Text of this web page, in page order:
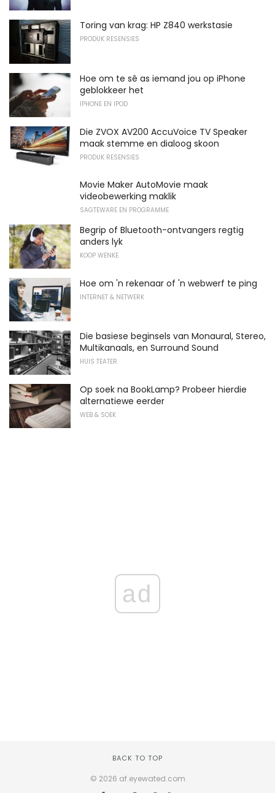
Toring van krag: HP Z840 werkstasie
PRODUK RESENSIES
Hoe om te sê as iemand jou op iPhone
geblokkeer het
IPHONE EN IPOD
Die ZVOX AV200 AccuVoice TV Speaker
maak stemme en dialoog skoon
PRODUK RESENSIES
Movie Maker AutoMovie maak
videobewerking maklik
SAGTEWARE EN PROGRAMME
Begrip of Bluetooth-ontvangers regtig
anders lyk
KOOP WENKE
Hoe om 'n rekenaar of 'n webwerf te ping
INTERNET & NETWERK
Die basiese beginsels van Monaural, Stereo,
Multikanaals, en Surround Sound
HUIS TEATER
Op soek na BookLamp? Probeer hierdie
alternatiewe eerder
WEB & SOEK
ad
BACK TO TOP
© 2026 af.eyewated.com